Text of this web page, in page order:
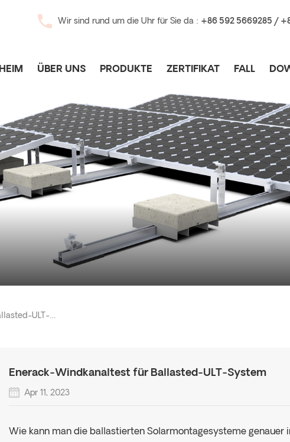
Wir sind rund um die Uhr für Sie da : +86 592 5669285 /
HEIM ÜBER UNS PRODUKTE ZERTIFIKAT FALL
Enerack-Windkanaltest Für Ballasted-ULT-System
Enerack-Windkanaltest für Ballasted-ULT-System
Apr 11, 2023
Wie kann man die ballastierten Solarmontagesysteme